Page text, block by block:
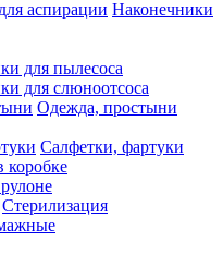
Наконечники
для пылесоса
для слюноотсоса
Одежда, простыни
Салфетки, фартуки
коробке
Стерилизация